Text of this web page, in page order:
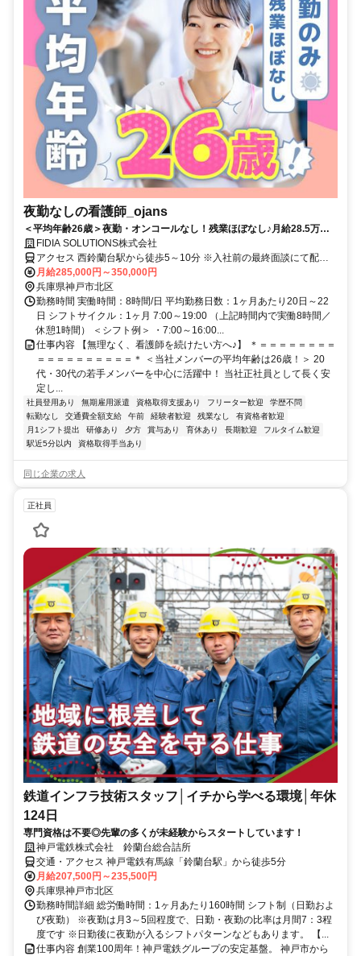
夜勤なしの看護師_ojans
＜平均年齢26歳＞夜勤・オンコールなし！残業ほぼなし♪月給28.5万円
～・昇給年2回・賞与年2回★初年度は賞与年3回★20代・30代の若手メ
ンバーが中心に活躍中！当社正社員として安定して働ける好環境◎
FIDIA SOLUTIONS株式会社
アクセス 西鈴蘭台駅から徒歩5～10分 ※入社前の最終面談にて配属
先を決定致します。
月給285,000円～350,000円
兵庫県神戸市北区
勤務時間 実働時間：8時間/日 平均勤務日数：1ヶ月あたり20日～22
日 シフトサイクル：1ヶ月 7:00～19:00 （上記時間内で実働8時間／
休憩1時間） ＜シフト例＞ ・7:00～16:00...
仕事内容 【無理なく、看護師を続けたい方へ♪】 ＊＝＝＝＝＝＝＝＝
＝＝＝＝＝＝＝＝＝＝＊ ＜当社メンバーの平均年齢は26歳！＞ 20
代・30代の若手メンバーを中心に活躍中！ 当社正社員として長く安
定し...
社員登用あり 無期雇用派遣 資格取得支援あり フリーター歓迎
学歴不問
転勤なし
交通費全額支給 午前 経験者歓迎 残業なし
有資格者歓迎
月1シフト提出
研修あり 夕方 賞与あり 育休あり 長期歓迎
フルタイム歓迎
駅近5分以内
資格取得手当あり
同じ企業の求人
正社員
鉄道インフラ技術スタッフ│イチから学べる環境│年休
124日
専門資格は不要◎先輩の多くが未経験からスタートしています！
神戸電鉄株式会社 鈴蘭台総合詰所
交通・アクセス 神戸電鉄有馬線「鈴蘭台駅」から徒歩5分
月給207,500円～235,500円
兵庫県神戸市北区
勤務時間詳細 総労働時間：1ヶ月あたり160時間 シフト制（日勤およ
び夜勤） ※夜勤は月3～5回程度で、日勤・夜勤の比率は月間7：3程
度です ※日勤後に夜勤が入るシフトパターンなどもあります。 【...
仕事内容 創業100周年！神戸電鉄グループの安定基盤。 神戸市から